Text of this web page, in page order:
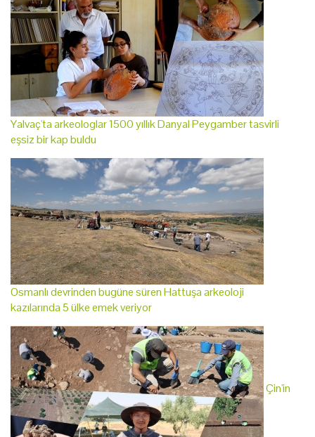
Yalvaç'ta arkeologlar 1500 yıllık Danyal Peygamber tasvirli
eşsiz bir kap buldu
Osmanlı devrinden bugüne süren Hattuşa arkeoloji
kazılarında 5 ülke emek veriyor
Çin'in